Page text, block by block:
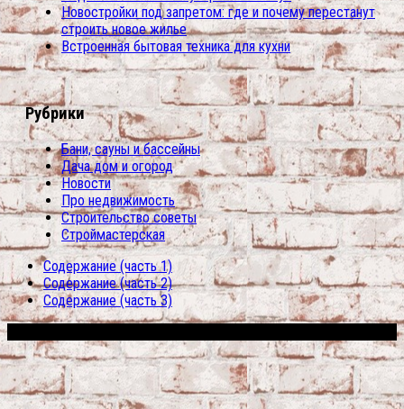
Новостройки под запретом: где и почему перестанут
строить новое жилье
Встроенная бытовая техника для кухни
Рубрики
Бани, сауны и бассейны
Дача дом и огород
Новости
Про недвижимость
Строительство советы
Строймастерская
Содержание (часть 1)
Содержание (часть 2)
Содержание (часть 3)